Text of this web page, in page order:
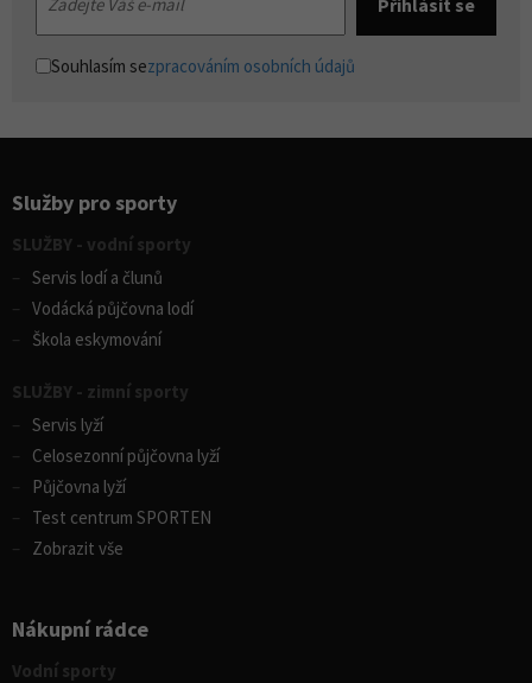
Souhlasím sezpracováním osobních údajů
Služby pro sporty
SLUŽBY - vodní sporty
Servis lodí a člunů
Vodácká půjčovna lodí
Škola eskymování
SLUŽBY - zimní sporty
Servis lyží
Celosezonní půjčovna lyží
Půjčovna lyží
Test centrum SPORTEN
Zobrazit vše
Nákupní rádce
Vodní sporty